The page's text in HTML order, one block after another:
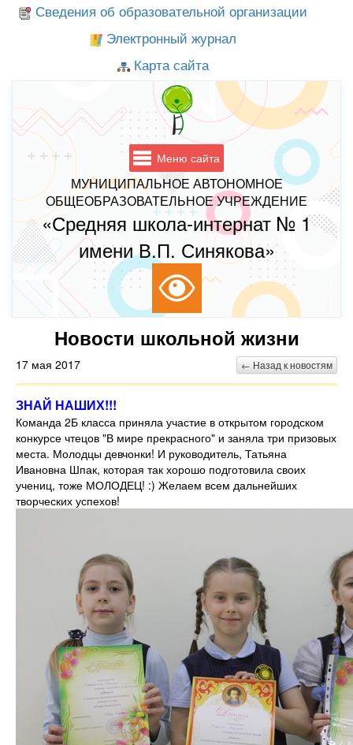
Сведения об образовательной организации
Электронный журнал
Карта сайта
Меню сайта
МУНИЦИПАЛЬНОЕ АВТОНОМНОЕ
ОБЩЕОБРАЗОВАТЕЛЬНОЕ УЧРЕЖДЕНИЕ
«Средняя школа-интернат № 1
имени В.П. Синякова»
Новости школьной жизни
17 мая 2017 ← Назад к новостям
ЗНАЙ НАШИХ!!!
Команда 2Б класса приняла участие в открытом городском
конкурсе чтецов "В мире прекрасного" и заняла три призовых
места. Молодцы девчонки! И руководитель, Татьяна
Ивановна Шпак, которая так хорошо подготовила своих
учениц, тоже МОЛОДЕЦ! :) Желаем всем дальнейших
творческих успехов!